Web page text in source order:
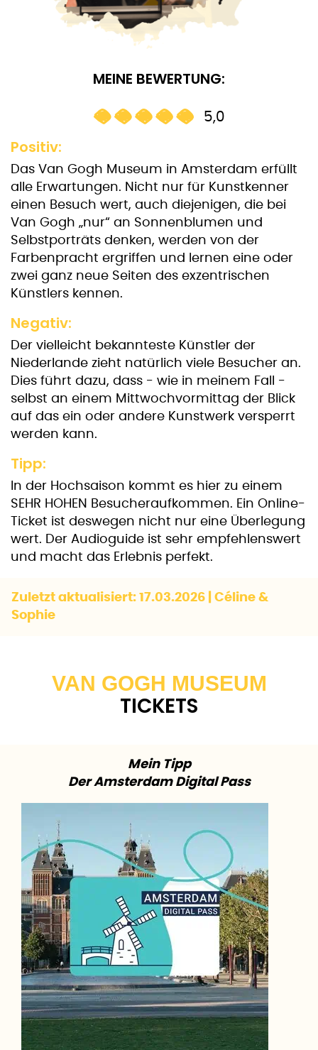
MEINE BEWERTUNG:
5,0
Positiv:
Das Van Gogh Museum in Amsterdam erfüllt
alle Erwartungen. Nicht nur für Kunstkenner
einen Besuch wert, auch diejenigen, die bei
Van Gogh „nur“ an Sonnenblumen und
Selbstporträts denken, werden von der
Farbenpracht ergriffen und lernen eine oder
zwei ganz neue Seiten des exzentrischen
Künstlers kennen.
Negativ:
Der vielleicht bekannteste Künstler der
Niederlande zieht natürlich viele Besucher an.
Dies führt dazu, dass - wie in meinem Fall -
selbst an einem Mittwochvormittag der Blick
auf das ein oder andere Kunstwerk versperrt
werden kann.
Tipp:
In der Hochsaison kommt es hier zu einem
SEHR HOHEN Besucheraufkommen. Ein Online-
Ticket ist deswegen nicht nur eine Überlegung
wert. Der Audioguide ist sehr empfehlenswert
und macht das Erlebnis perfekt.
Zuletzt aktualisiert: 17.03.2026 | Céline &
Sophie
VAN GOGH MUSEUM
TICKETS
Mein Tipp
Der Amsterdam Digital Pass